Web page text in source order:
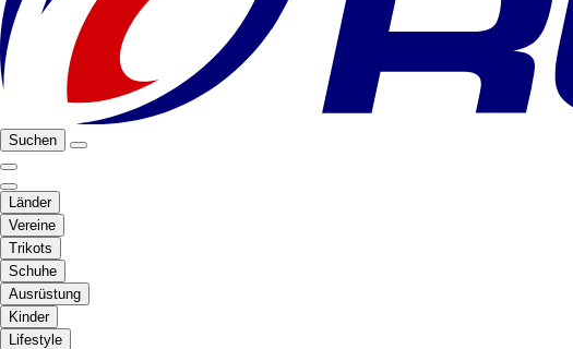
Suchen
Länder
Vereine
Trikots
Schuhe
Ausrüstung
Kinder
Lifestyle